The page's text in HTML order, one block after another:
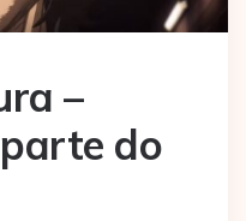
–
do